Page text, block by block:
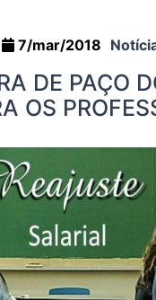
7/mar/2018
DE PAÇO
OS